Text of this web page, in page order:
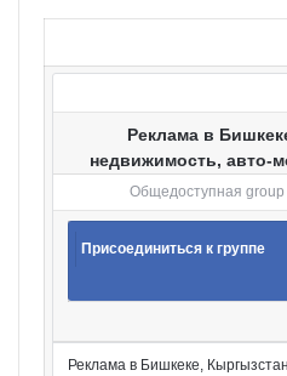
и
Реклама в
недвижимость, авто-
Общедоступная group
Присоединиться к группе
Реклама в Бишкеке,